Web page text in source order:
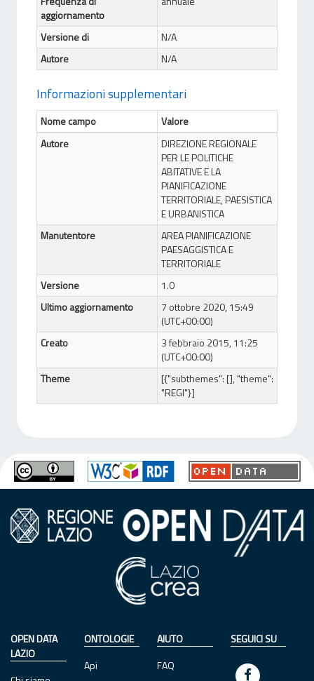
aggiornamento
Versione di
N/A
Autore
N/A
Informazioni supplementari
Nome campo
Valore
Autore
DIREZIONE REGIONALE
PER LE POLITICHE
ABITATIVE E LA
PIANIFICAZIONE
TERRITORIALE, PAESISTICA
E URBANISTICA
Manutentore
AREA PIANIFICAZIONE
PAESAGGISTICA E
TERRITORIALE
Versione
1.0
Ultimo aggiornamento
7 ottobre 2020, 15:49
(UTC+00:00)
Creato
3 febbraio 2015, 11:25
(UTC+00:00)
Theme
[{"subthemes": [], "theme":
"REGI"}]
OPEN DATA
LAZIO
ONTOLOGIE
Api
AIUTO
FAQ
SEGUICI SU